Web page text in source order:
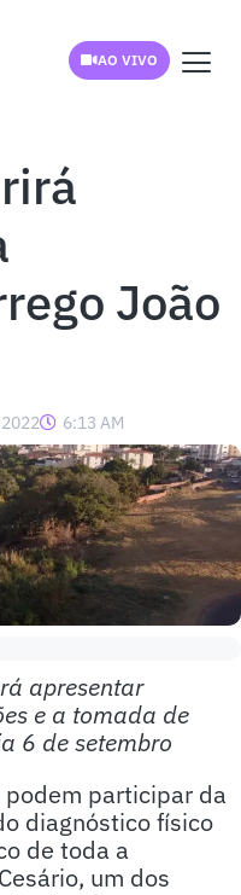
AO VIVO
João
6:13 AM
apresentar
e a tomada de
6 de setembro
participar da
diagnóstico físico
de toda a
um dos